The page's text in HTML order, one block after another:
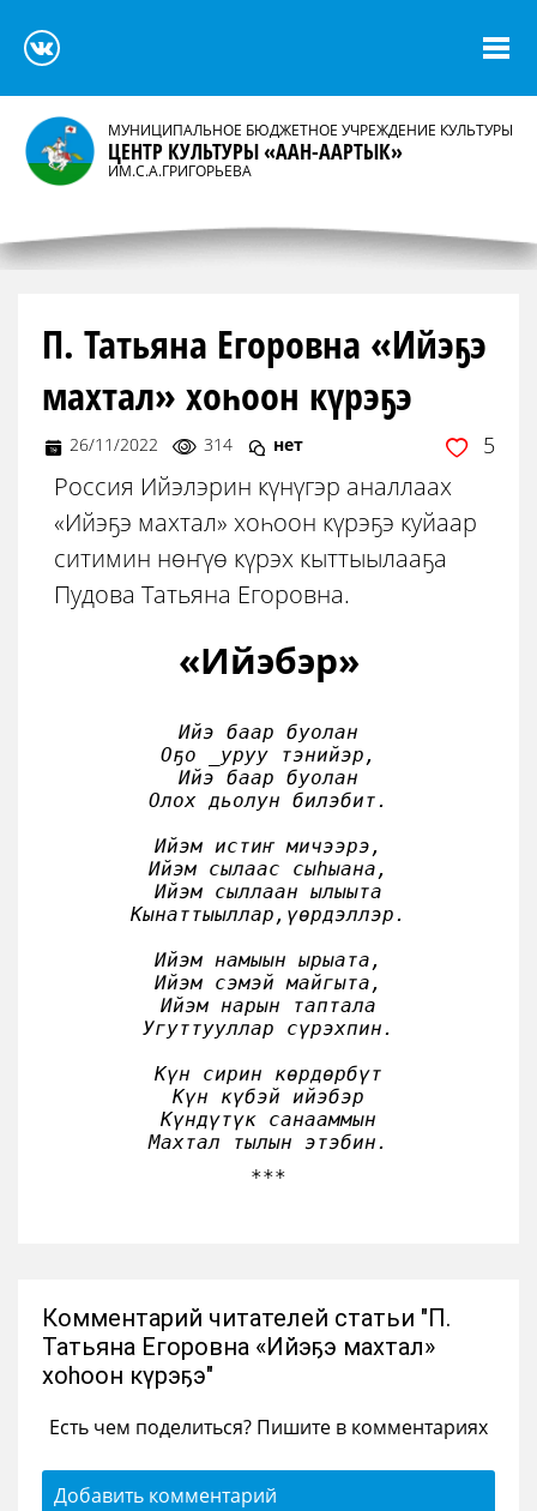
МУНИЦИПАЛЬНОЕ БЮДЖЕТНОЕ УЧРЕЖДЕНИЕ КУЛЬТУРЫ
ЦЕНТР КУЛЬТУРЫ «ААН-ААРТЫК»
ИМ.С.А.ГРИГОРЬЕВА
П. Татьяна Егоровна «Ийэҕэ
махтал» хоһоон күрэҕэ
26/11/2022 314 нет 5
Россия Ийэлэрин күнүгэр аналлаах
«Ийэҕэ махтал» хоһоон күрэҕэ куйаар
ситимин нөҥүө күрэх кыттыылааҕа
Пудова Татьяна Егоровна.
«Ийэбэр»
Ийэ баар буолан
Оҕо _уруу тэнийэр,
Ийэ баар буолан
Олох дьолун билэбит.
Ийэм истиҥ мичээрэ,
Ийэм сылаас сыһыана,
Ийэм сыллаан ылыыта
Кынаттыыллар,үөрдэллэр.
Ийэм намыын ырыата,
Ийэм сэмэй майгыта,
Ийэм нарын таптала
Угуттууллар сүрэхпин.
Күн сирин көрдөрбүт
Күн күбэй ийэбэр
Күндүтүк санааммын
Махтал тылын этэбин.
Комментарий читателей статьи "П.
Татьяна Егоровна «Ийэҕэ махтал»
хоһоон күрэҕэ"
Есть чем поделиться? Пишите в комментариях
Добавить комментарий